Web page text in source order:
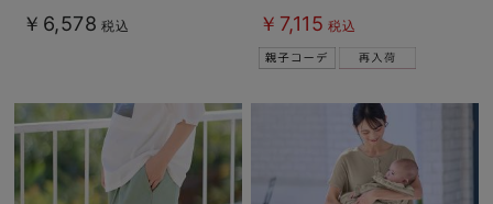
￥6,578 税込 ￥7,115 税込